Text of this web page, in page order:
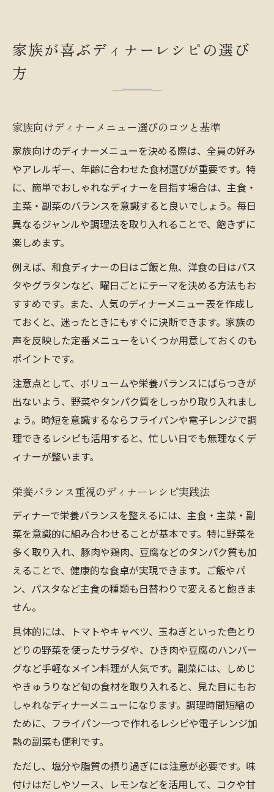
家族が喜ぶディナーレシピの選び
方
家族向けディナーメニュー選びのコツと基準
家族向けのディナーメニューを決める際は、全員の好み
やアレルギー、年齢に合わせた食材選びが重要です。特
に、簡単でおしゃれなディナーを目指す場合は、主食・
主菜・副菜のバランスを意識すると良いでしょう。毎日
異なるジャンルや調理法を取り入れることで、飽きずに
楽しめます。
例えば、和食ディナーの日はご飯と魚、洋食の日はパス
タやグラタンなど、曜日ごとにテーマを決める方法もお
すすめです。また、人気のディナーメニュー表を作成し
ておくと、迷ったときにもすぐに決断できます。家族の
声を反映した定番メニューをいくつか用意しておくのも
ポイントです。
注意点として、ボリュームや栄養バランスにばらつきが
出ないよう、野菜やタンパク質をしっかり取り入れまし
ょう。時短を意識するならフライパンや電子レンジで調
理できるレシピも活用すると、忙しい日でも無理なくデ
ィナーが整います。
栄養バランス重視のディナーレシピ実践法
ディナーで栄養バランスを整えるには、主食・主菜・副
菜を意識的に組み合わせることが基本です。特に野菜を
多く取り入れ、豚肉や鶏肉、豆腐などのタンパク質も加
えることで、健康的な食卓が実現できます。ご飯やパ
ン、パスタなど主食の種類も日替わりで変えると飽きま
せん。
具体的には、トマトやキャベツ、玉ねぎといった色とり
どりの野菜を使ったサラダや、ひき肉や豆腐のハンバー
グなど手軽なメイン料理が人気です。副菜には、しめじ
やきゅうりなど旬の食材を取り入れると、見た目にもお
しゃれなディナーメニューになります。調理時間短縮の
ために、フライパン一つで作れるレシピや電子レンジ加
熱の副菜も便利です。
ただし、塩分や脂質の摂り過ぎには注意が必要です。味
付けはだしやソース、レモンなどを活用して、コクや甘